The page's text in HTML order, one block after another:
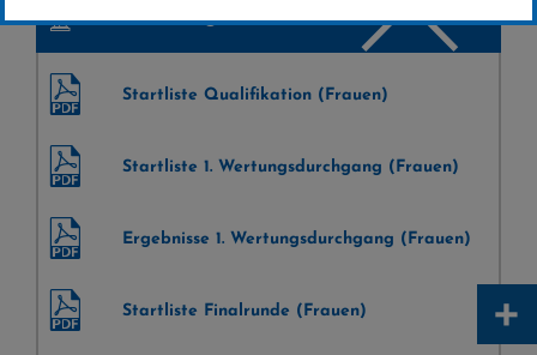
Startliste Qualifikation (Frauen)
Startliste 1. Wertungsdurchgang (Frauen)
Ergebnisse 1. Wertungsdurchgang (Frauen)
Startliste Finalrunde (Frauen) +